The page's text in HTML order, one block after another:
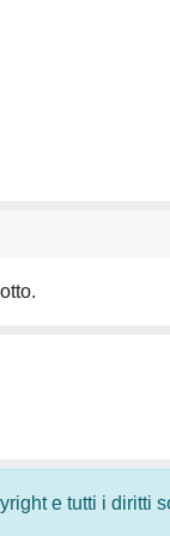
e tutti i diritti